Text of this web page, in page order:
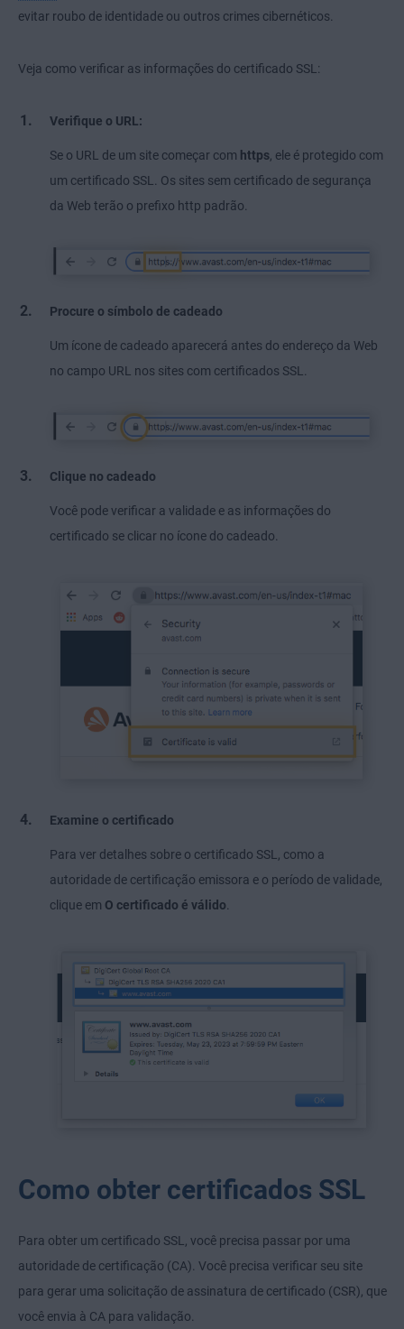
evitar roubo de identidade ou outros crimes cibernéticos.
Veja como verificar as informações do certificado SSL:
Verifique o URL:
Se o URL de um site começar com https, ele é protegido com
um certificado SSL. Os sites sem certificado de segurança
da Web terão o prefixo http padrão.
Procure o símbolo de cadeado
Um ícone de cadeado aparecerá antes do endereço da Web
no campo URL nos sites com certificados SSL.
Clique no cadeado
Você pode verificar a validade e as informações do
certificado se clicar no ícone do cadeado.
Examine o certificado
Para ver detalhes sobre o certificado SSL, como a
autoridade de certificação emissora e o período de validade,
clique em O certificado é válido.
Como obter certificados SSL
Para obter um certificado SSL, você precisa passar por uma
autoridade de certificação (CA). Você precisa verificar seu site
para gerar uma solicitação de assinatura de certificado (CSR), que
você envia à CA para validação.